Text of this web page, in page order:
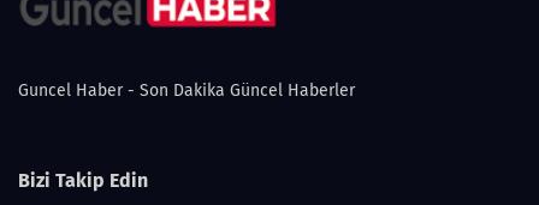
Guncel Haber - Son Dakika Güncel Haberler
Bizi Takip Edin